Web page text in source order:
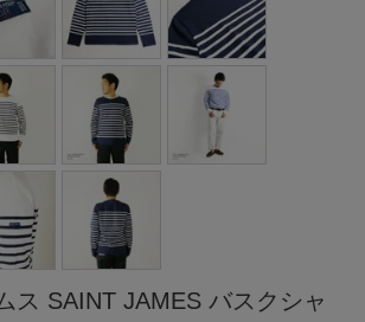
ス SAINT JAMES バスクシャ